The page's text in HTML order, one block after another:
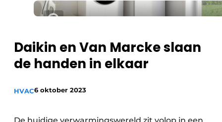
Meest gelezen
Podcasts
Privacy / Cookie statement
Vacatures
Panelgesprek
HVAC
Daikin en Van Marcke slaan
de handen in elkaar
HVAC6 oktober 2023